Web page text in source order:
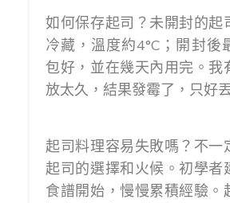
如何保存起司？未開封的起
冷藏，溫度約4°C；開封後
包好，並在幾天內用完。我
放太久，結果發霉了，只好
起司料理容易失敗嗎？不一
起司的選擇和火候。初學者
食譜開始，慢慢累積經驗。